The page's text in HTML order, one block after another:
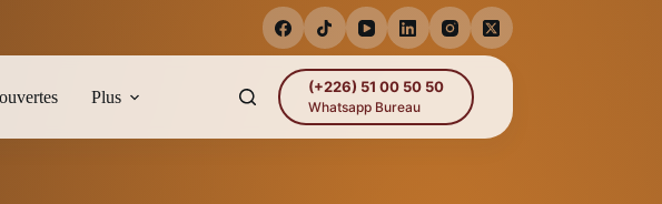
Plus
(+226) 51 00 50 50
Whatsapp Bureau